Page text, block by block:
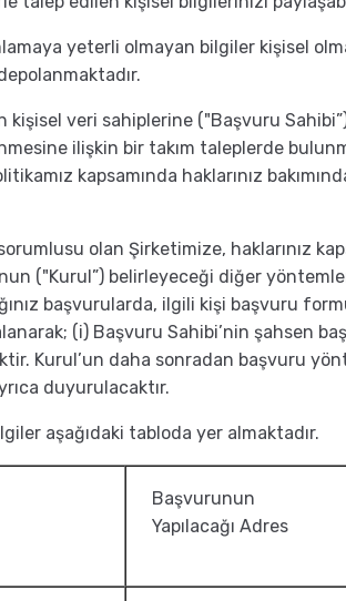
yeterli olmayan bilgiler kişisel
kişisel veri sahiplerine ("Başvuru
ilişkin bir takım taleplerde
kapsamında haklarınız
olan Şirketimize, haklarınız
("Kurul”) belirleyeceği diğer
başvurularda, ilgili kişi başvuru
(i) Başvuru Sahibi’nin şahsen
Kurul’un daha sonradan başvuru
duyurulacaktır.
aşağıdaki tabloda yer almaktadır.
Başvurunun
Yapılacağı Adres